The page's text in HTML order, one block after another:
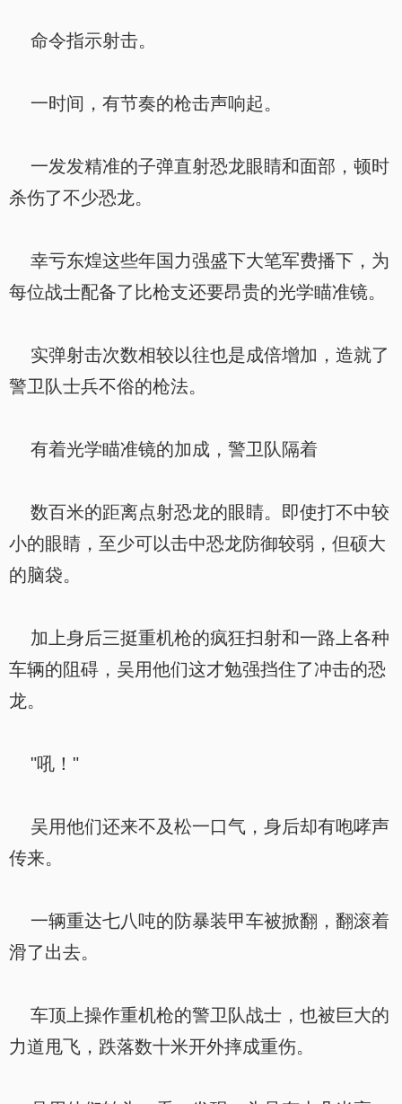
命令指示射击。
一时间，有节奏的枪击声响起。
一发发精准的子弹直射恐龙眼睛和面部，顿时
杀伤了不少恐龙。
幸亏东煌这些年国力强盛下大笔军费播下，为
每位战士配备了比枪支还要昂贵的光学瞄准镜。
实弹射击次数相较以往也是成倍增加，造就了
警卫队士兵不俗的枪法。
有着光学瞄准镜的加成，警卫队隔着
数百米的距离点射恐龙的眼睛。即使打不中较
小的眼睛，至少可以击中恐龙防御较弱，但硕大
的脑袋。
加上身后三挺重机枪的疯狂扫射和一路上各种
车辆的阻碍，吴用他们这才勉强挡住了冲击的恐
龙。
"吼！"
吴用他们还来不及松一口气，身后却有咆哮声
传来。
一辆重达七八吨的防暴装甲车被掀翻，翻滚着
滑了出去。
车顶上操作重机枪的警卫队战士，也被巨大的
力道甩飞，跌落数十米开外摔成重伤。